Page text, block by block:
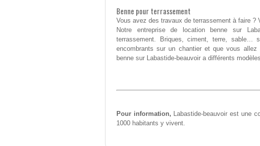
Benne pour terrassement
Vous avez des travaux de terrassement à faire ?
Notre entreprise de location benne sur
terrassement. Briques, ciment, terre, sable…
encombrants sur un chantier et que vous
benne sur Labastide-beauvoir a différents
Pour information, Labastide-beauvoir est une
1000 habitants y vivent.